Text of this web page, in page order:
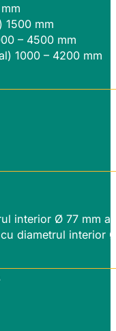
1500 mm
– 4500 mm
1000 – 4200 mm
interior Ø 77 mm
diametrul interior